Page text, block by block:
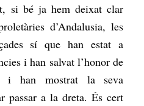
si bé ja hem deixat clar
d’Andalusia, les
sí que han estat a
i han salvat l’honor de
i han mostrat la seva
passar a la dreta. És cert